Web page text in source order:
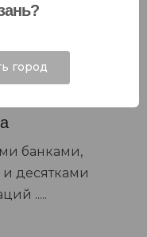
банками,
десятками
.....
город